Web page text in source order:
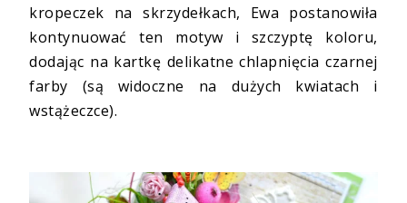
kropeczek na skrzydełkach, Ewa postanowiła
kontynuować ten motyw i szczyptę koloru,
dodając na kartkę delikatne chlapnięcia czarnej
farby (są widoczne na dużych kwiatach i
wstążeczce).